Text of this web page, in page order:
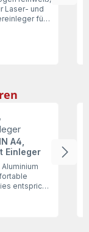
Laser- und
für
haben die
A4 wird die
A4,
Einleger
entspricht